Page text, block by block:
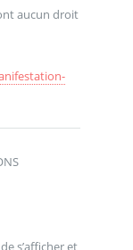
aucun droit
s’afficher et